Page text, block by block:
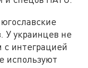
У украинцев не
с интеграцией
используют